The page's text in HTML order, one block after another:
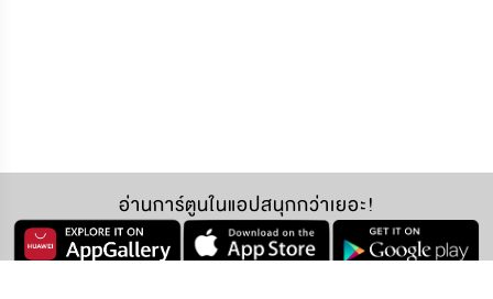
อ่านการ์ตูนในแอปสนุกกว่าเยอะ!